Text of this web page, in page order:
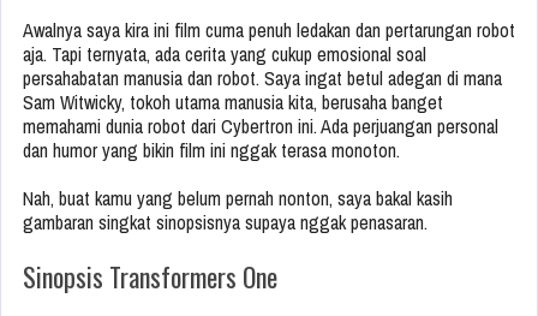
Awalnya saya kira ini film cuma penuh ledakan dan pertarungan robot
aja. Tapi ternyata, ada cerita yang cukup emosional soal
persahabatan manusia dan robot. Saya ingat betul adegan di mana
Sam Witwicky, tokoh utama manusia kita, berusaha banget
memahami dunia robot dari Cybertron ini. Ada perjuangan personal
dan humor yang bikin film ini nggak terasa monoton.
Nah, buat kamu yang belum pernah nonton, saya bakal kasih
gambaran singkat sinopsisnya supaya nggak penasaran.
Sinopsis Transformers One